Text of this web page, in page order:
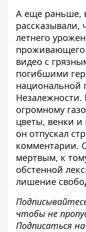
А еще раньше,
рассказывали,
летнего
проживающего
видео с
погибшими
национальной
Незалежности.
огромному
цветы, венки
он отпускал
комментарии.
мертвым, к
обстенной
лишение
чтобы не
Подписаться